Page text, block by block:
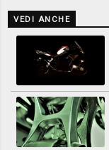
VEDI ANCHE